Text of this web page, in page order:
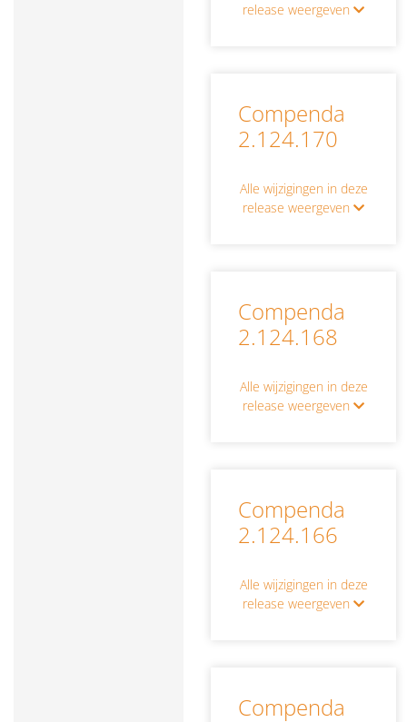
release weergeven
Compenda
2.124.170
Alle wijzigingen in deze
release weergeven
Compenda
2.124.168
Alle wijzigingen in deze
release weergeven
Compenda
2.124.166
Alle wijzigingen in deze
release weergeven
Compenda